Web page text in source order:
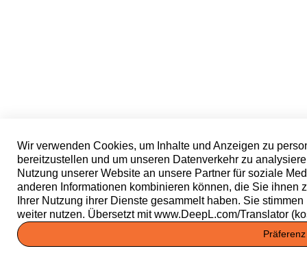
Wir verwenden Cookies, um Inhalte und Anzeigen zu
bereitzustellen und um unseren Datenverkehr zu
Nutzung unserer Website an unsere Partner für soziale
anderen Informationen kombinieren können, die Sie ihnen
Ihrer Nutzung ihrer Dienste gesammelt haben. Sie
weiter nutzen. Übersetzt mit www.DeepL.com/Translator
Präferenz